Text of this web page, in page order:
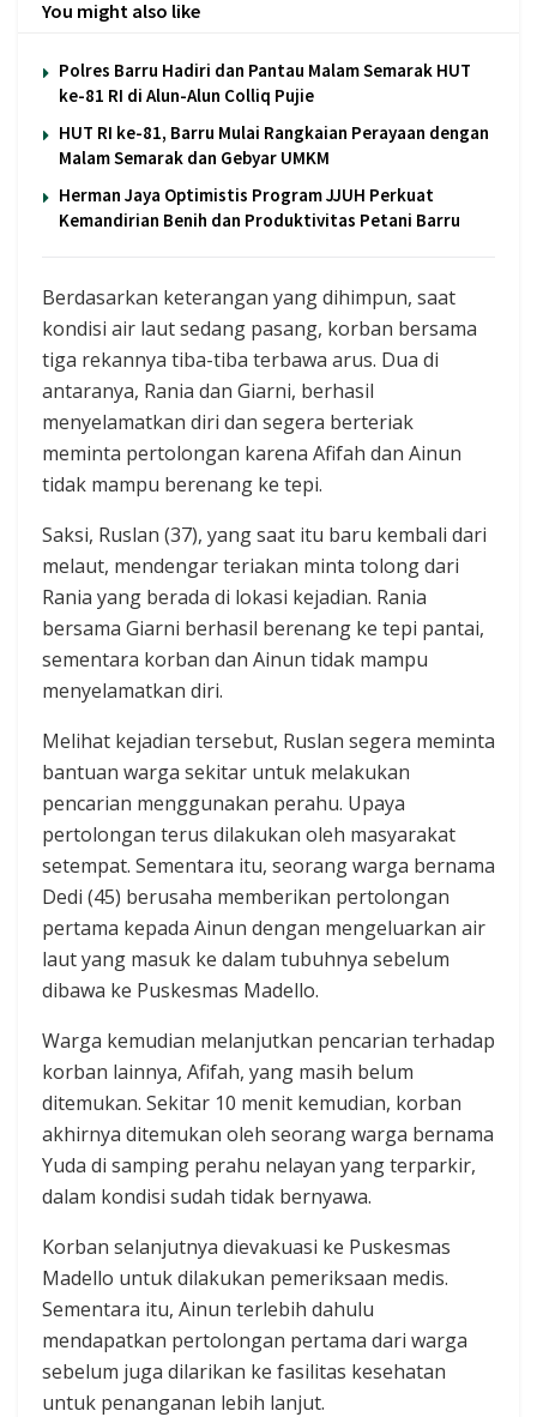
You might also like
Polres Barru Hadiri dan Pantau Malam Semarak HUT
ke-81 RI di Alun-Alun Colliq Pujie
HUT RI ke-81, Barru Mulai Rangkaian Perayaan dengan
Malam Semarak dan Gebyar UMKM
Herman Jaya Optimistis Program JJUH Perkuat
Kemandirian Benih dan Produktivitas Petani Barru
Berdasarkan keterangan yang dihimpun, saat
kondisi air laut sedang pasang, korban bersama
tiga rekannya tiba-tiba terbawa arus. Dua di
antaranya, Rania dan Giarni, berhasil
menyelamatkan diri dan segera berteriak
meminta pertolongan karena Afifah dan Ainun
tidak mampu berenang ke tepi.
Saksi, Ruslan (37), yang saat itu baru kembali dari
melaut, mendengar teriakan minta tolong dari
Rania yang berada di lokasi kejadian. Rania
bersama Giarni berhasil berenang ke tepi pantai,
sementara korban dan Ainun tidak mampu
menyelamatkan diri.
Melihat kejadian tersebut, Ruslan segera meminta
bantuan warga sekitar untuk melakukan
pencarian menggunakan perahu. Upaya
pertolongan terus dilakukan oleh masyarakat
setempat. Sementara itu, seorang warga bernama
Dedi (45) berusaha memberikan pertolongan
pertama kepada Ainun dengan mengeluarkan air
laut yang masuk ke dalam tubuhnya sebelum
dibawa ke Puskesmas Madello.
Warga kemudian melanjutkan pencarian terhadap
korban lainnya, Afifah, yang masih belum
ditemukan. Sekitar 10 menit kemudian, korban
akhirnya ditemukan oleh seorang warga bernama
Yuda di samping perahu nelayan yang terparkir,
dalam kondisi sudah tidak bernyawa.
Korban selanjutnya dievakuasi ke Puskesmas
Madello untuk dilakukan pemeriksaan medis.
Sementara itu, Ainun terlebih dahulu
mendapatkan pertolongan pertama dari warga
sebelum juga dilarikan ke fasilitas kesehatan
untuk penanganan lebih lanjut.